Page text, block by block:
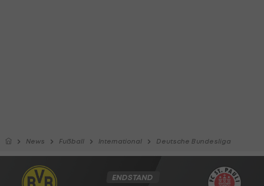
News Fußball International Deutsche Bundesliga
ENDSTAND